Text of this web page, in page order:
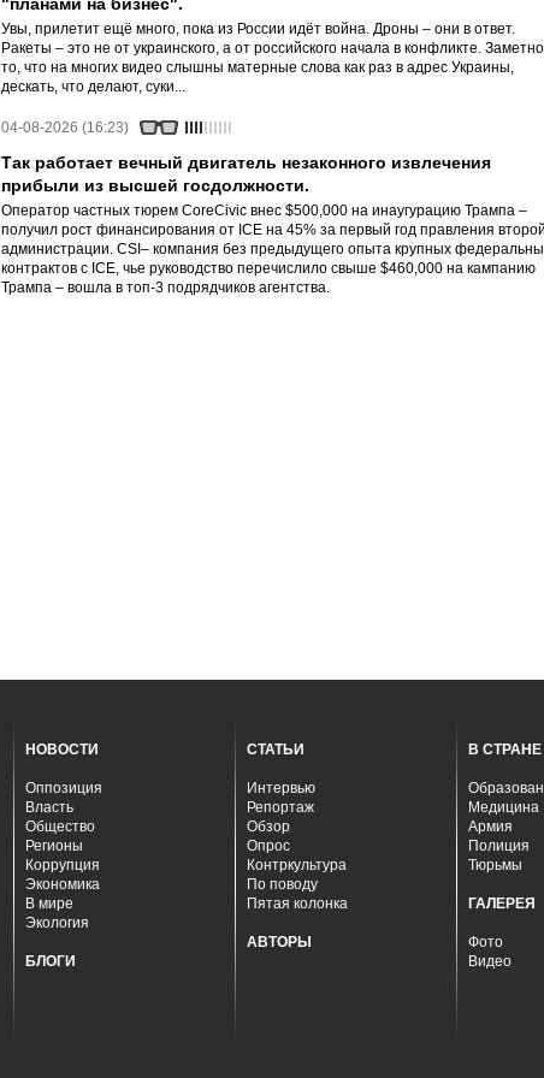
Увы, прилетит ещё много, пока из России идёт война. Дроны – они в ответ.
Ракеты – это не от украинского, а от российского начала в конфликте.
то, что на многих видео слышны матерные слова как раз в адрес Украины,
дескать, что делают, суки...
04-08-2026 (16:23)
Так работает вечный двигатель незаконного извлечения
прибыли из высшей госдолжности.
Оператор частных тюрем CoreCivic внес $500,000 на инаугурацию Трампа –
получил рост финансирования от ICE на 45% за первый год правления второй
администрации. CSI– компания без предыдущего опыта крупных
контрактов с ICE, чье руководство перечислило свыше $460,000 на кампанию
Трампа – вошла в топ-3 подрядчиков агентства.
НОВОСТИ
Оппозиция
Власть
Общество
Регионы
Коррупция
Экономика
В мире
Экология
БЛОГИ
СТАТЬИ
Интервью
Репортаж
Обзор
Опрос
Контркультура
По поводу
Пятая колонка
АВТОРЫ
В СТРАНЕ
Медицина
Армия
Полиция
Тюрьмы
ГАЛЕРЕЯ
Фото
Видео